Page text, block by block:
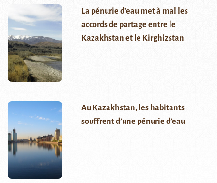
La pénurie d’eau met à mal les
accords de partage entre le
Kazakhstan et le Kirghizstan
Au Kazakhstan, les habitants
souffrent d’une pénurie d’eau